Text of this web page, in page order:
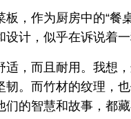
，作为厨房中的“餐
计，似乎在诉说着一
，而且耐用。我想
。而竹材的纹理，
的智慧和故事，都